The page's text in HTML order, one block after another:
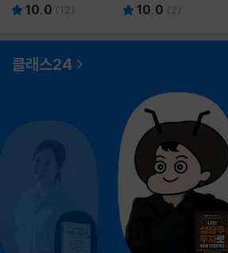
10.0 (12) 10.0 ( 2)
클래스24